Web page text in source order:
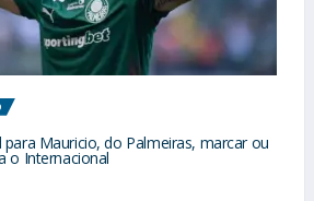
para Mauricio, do Palmeiras, marcar ou
o Internacional